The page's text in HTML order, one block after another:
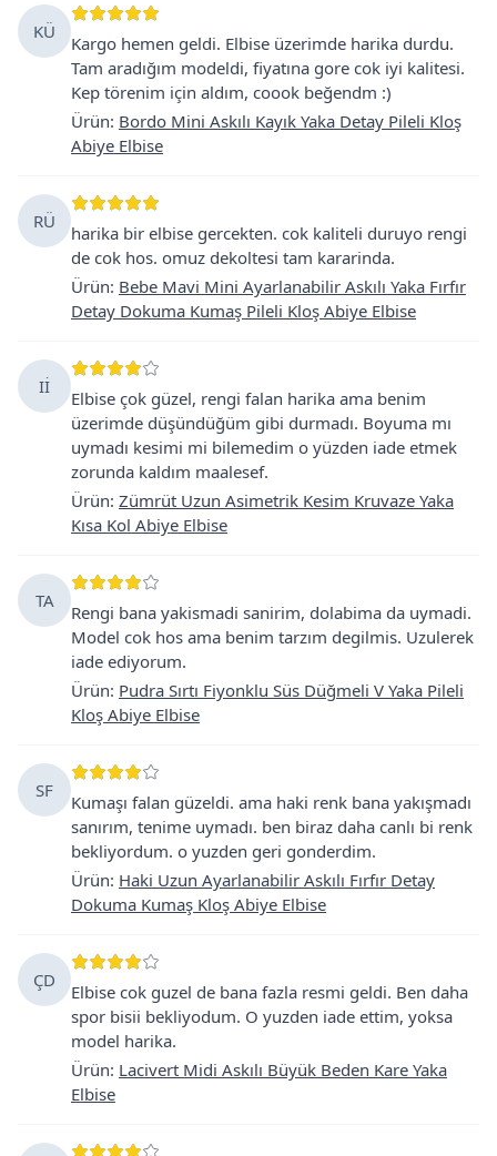
KÜ
Kargo hemen geldi. Elbise üzerimde harika durdu.
Tam aradığım modeldi, fiyatına gore cok iyi kalitesi.
Kep törenim için aldım, coook beğendm :)
Ürün: Bordo Mini Askılı Kayık Yaka Detay Pileli Kloş
Abiye Elbise
RÜ
harika bir elbise gercekten. cok kaliteli duruyo rengi
de cok hos. omuz dekoltesi tam kararinda.
Ürün: Bebe Mavi Mini Ayarlanabilir Askılı Yaka Fırfır
Detay Dokuma Kumaş Pileli Kloş Abiye Elbise
Iİ
Elbise çok güzel, rengi falan harika ama benim
üzerimde düşündüğüm gibi durmadı. Boyuma mı
uymadı kesimi mi bilemedim o yüzden iade etmek
zorunda kaldım maalesef.
Ürün: Zümrüt Uzun Asimetrik Kesim Kruvaze Yaka
Kısa Kol Abiye Elbise
TA
Rengi bana yakismadi sanirim, dolabima da uymadi.
Model cok hos ama benim tarzım degilmis. Uzulerek
iade ediyorum.
Ürün: Pudra Sırtı Fiyonklu Süs Düğmeli V Yaka Pileli
Kloş Abiye Elbise
SF
Kumaşı falan güzeldi. ama haki renk bana yakışmadı
sanırım, tenime uymadı. ben biraz daha canlı bi renk
bekliyordum. o yuzden geri gonderdim.
Ürün: Haki Uzun Ayarlanabilir Askılı Fırfır Detay
Dokuma Kumaş Kloş Abiye Elbise
ÇD
Elbise cok guzel de bana fazla resmi geldi. Ben daha
spor bisii bekliyodum. O yuzden iade ettim, yoksa
model harika.
Ürün: Lacivert Midi Askılı Büyük Beden Kare Yaka
Elbise